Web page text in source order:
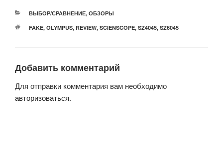
РУБРИКИ
ВЫБОР/СРАВНЕНИЕ, ОБЗОРЫ
МЕТКИ
FAKE, OLYMPUS, REVIEW, SCIENSCOPE, SZ4045, SZ6045
Добавить комментарий
Для отправки комментария вам необходимо
авторизоваться.